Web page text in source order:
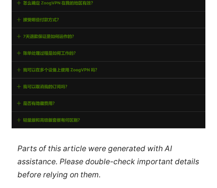
Parts of this article were generated with AI
assistance. Please double-check important details
before relying on them.